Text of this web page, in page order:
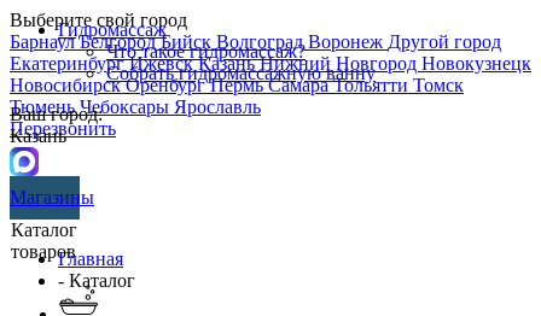
Выберите свой город
БарнаулБелгородБийск ВолгоградВоронеж Другой город
ЕкатеринбургИжевскКазаньНижний Новгород Новокузнецк
НовосибирскОренбургПермьСамараТольятти Томск
ТюменьЧебоксары Ярославль
Перезвонить
Гидромассаж
Что такое гидромассаж?
Собрать гидромассажную ванну
Ваш город:
Казань
Магазины
Каталог
товаровГлавная
- Каталог